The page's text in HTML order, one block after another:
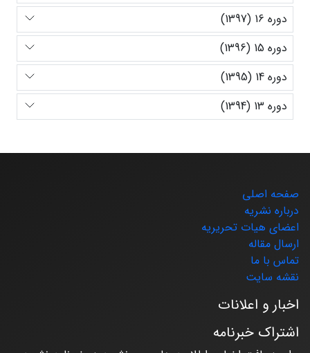
دوره 16 (1397)
دوره 15 (1396)
دوره 14 (1395)
دوره 13 (1394)
صفحه اصلی
درباره نشریه
اعضای هیات تحریریه
ارسال مقاله
تماس با ما
نقشه سایت
اخبار و اعلانات
اشتراک خبرنامه